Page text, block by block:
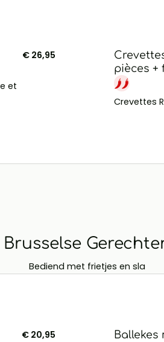
et
€ 26,95
pièces +
Crevettes
Brusselse
Bediend met frietjes en sla
€ 20,95
Ballekes